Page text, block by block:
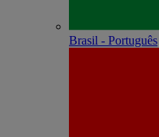
Brasil - Português